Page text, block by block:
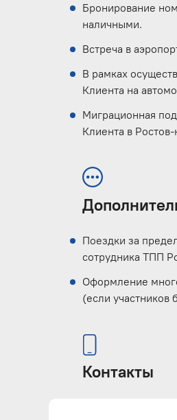
Бронирование
наличными.
Встреча в
В рамках
Клиента на
Миграционная
Клиента в
Поездки за
сотрудника ТПП
Оформление
(если участников
Контакты